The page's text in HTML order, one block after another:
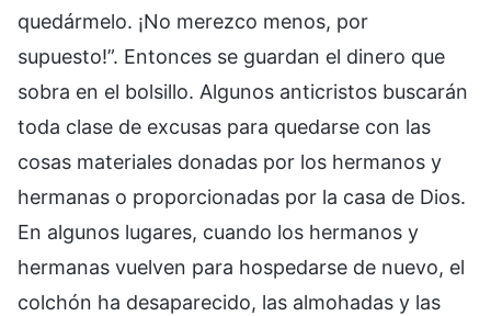
quedármelo. ¡No merezco menos, por
supuesto!”. Entonces se guardan el dinero que
sobra en el bolsillo. Algunos anticristos buscarán
toda clase de excusas para quedarse con las
cosas materiales donadas por los hermanos y
hermanas o proporcionadas por la casa de Dios.
En algunos lugares, cuando los hermanos y
hermanas vuelven para hospedarse de nuevo, el
colchón ha desaparecido, las almohadas y las